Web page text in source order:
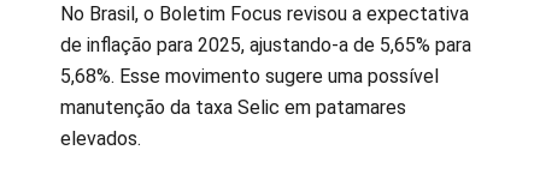
No Brasil, o Boletim Focus revisou a expectativa
de inflação para 2025, ajustando-a de 5,65% para
5,68%. Esse movimento sugere uma possível
manutenção da taxa Selic em patamares
elevados.